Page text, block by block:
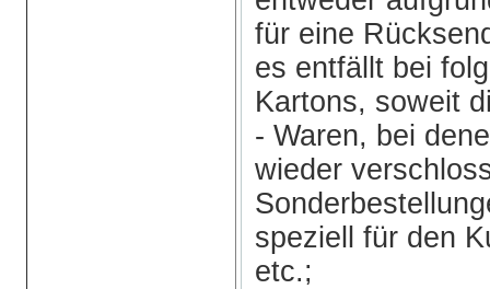
für eine
es entfällt bei
Kartons, soweit
- Waren, bei
wieder
speziell für den
etc.;